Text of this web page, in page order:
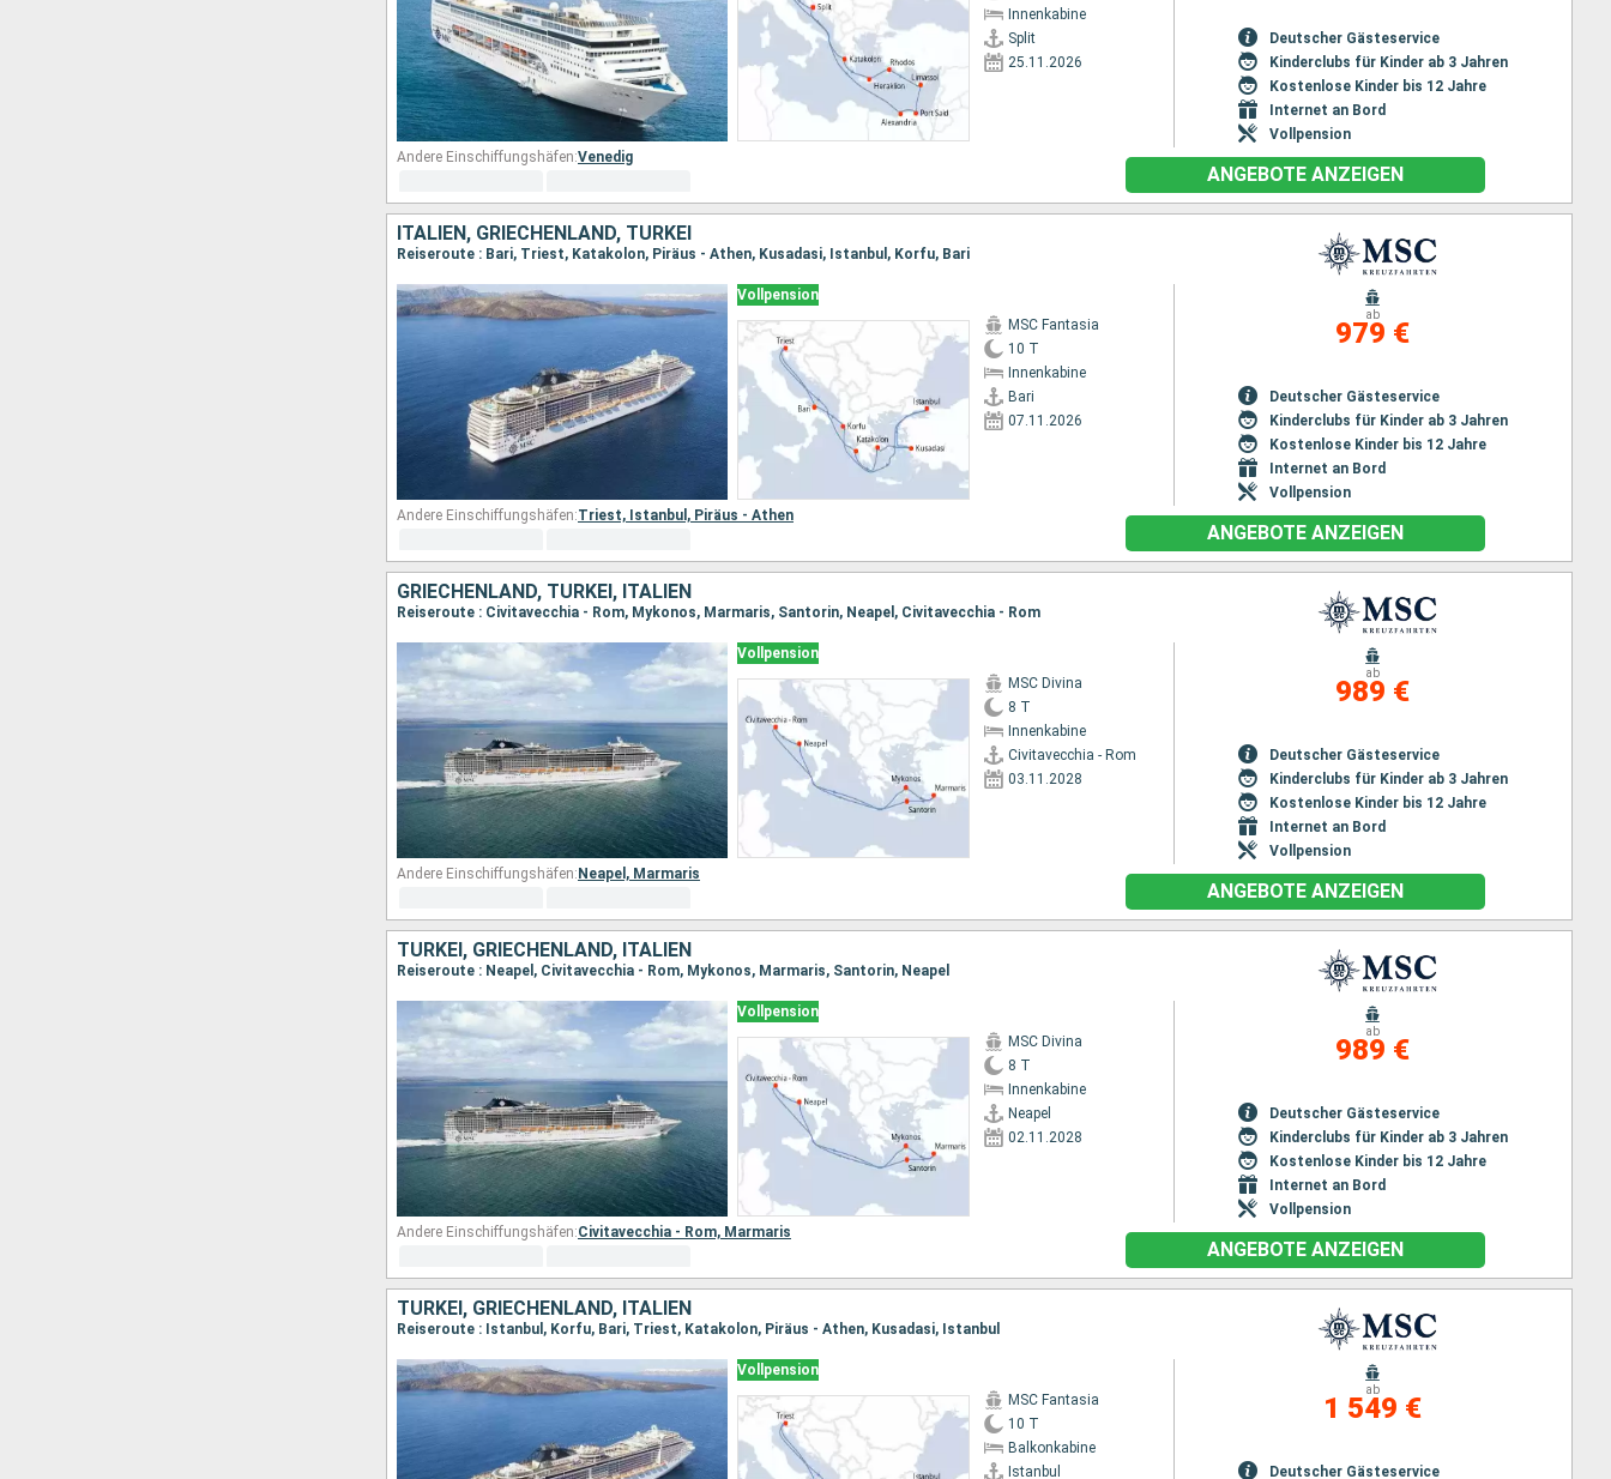
Innenkabine
Split
25.11.2026
Deutscher Gästeservice
Kinderclubs für Kinder ab 3 Jahren
Kostenlose Kinder bis 12 Jahre
Internet an Bord
Vollpension
Andere Einschiffungshäfen:Venedig
ANGEBOTE ANZEIGEN
ITALIEN, GRIECHENLAND, TÜRKEI
Reiseroute : Bari, Triest, Katakolon, Piräus - Athen, Kusadasi, Istanbul, Korfu, Bari
Vollpension
MSC Fantasia
10 T
Innenkabine
Bari
07.11.2026
ab
979 €
Deutscher Gästeservice
Kinderclubs für Kinder ab 3 Jahren
Kostenlose Kinder bis 12 Jahre
Internet an Bord
Vollpension
Andere Einschiffungshäfen:Triest, Istanbul, Piräus - Athen
ANGEBOTE ANZEIGEN
GRIECHENLAND, TÜRKEI, ITALIEN
Reiseroute : Civitavecchia - Rom, Mykonos, Marmaris, Santorin, Neapel, Civitavecchia - Rom
Vollpension
MSC Divina
8 T
Innenkabine
Civitavecchia - Rom
03.11.2028
ab
989 €
Deutscher Gästeservice
Kinderclubs für Kinder ab 3 Jahren
Kostenlose Kinder bis 12 Jahre
Internet an Bord
Vollpension
Andere Einschiffungshäfen: Neapel, Marmaris
ANGEBOTE ANZEIGEN
TÜRKEI, GRIECHENLAND, ITALIEN
Reiseroute : Neapel, Civitavecchia - Rom, Mykonos, Marmaris, Santorin, Neapel
Vollpension
MSC Divina
8 T
Innenkabine
Neapel
02.11.2028
ab
989 €
Deutscher Gästeservice
Kinderclubs für Kinder ab 3 Jahren
Kostenlose Kinder bis 12 Jahre
Internet an Bord
Vollpension
Andere Einschiffungshäfen:Civitavecchia - Rom, Marmaris
ANGEBOTE ANZEIGEN
TÜRKEI, GRIECHENLAND, ITALIEN
Reiseroute : Istanbul, Korfu, Bari, Triest, Katakolon, Piräus - Athen, Kusadasi, Istanbul
Vollpension
MSC Fantasia
10 T
Balkonkabine
Istanbul
ab
1 549 €
Deutscher Gästeservice